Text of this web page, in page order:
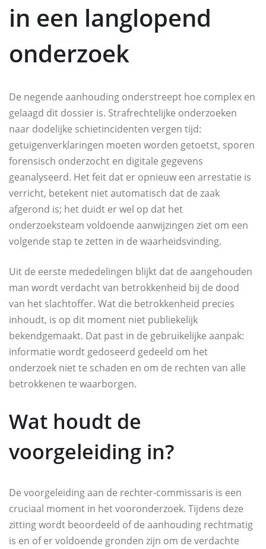
in een langlopend
onderzoek
De negende aanhouding onderstreept hoe complex en
gelaagd dit dossier is. Strafrechtelijke onderzoeken
naar dodelijke schietincidenten vergen tijd:
getuigenverklaringen moeten worden getoetst, sporen
forensisch onderzocht en digitale gegevens
geanalyseerd. Het feit dat er opnieuw een arrestatie is
verricht, betekent niet automatisch dat de zaak
afgerond is; het duidt er wel op dat het
onderzoeksteam voldoende aanwijzingen ziet om een
volgende stap te zetten in de waarheidsvinding.
Uit de eerste mededelingen blijkt dat de aangehouden
man wordt verdacht van betrokkenheid bij de dood
van het slachtoffer. Wat die betrokkenheid precies
inhoudt, is op dit moment niet publiekelijk
bekendgemaakt. Dat past in de gebruikelijke aanpak:
informatie wordt gedoseerd gedeeld om het
onderzoek niet te schaden en om de rechten van alle
betrokkenen te waarborgen.
Wat houdt de
voorgeleiding in?
De voorgeleiding aan de rechter-commissaris is een
cruciaal moment in het vooronderzoek. Tijdens deze
zitting wordt beoordeeld of de aanhouding rechtmatig
is en of er voldoende gronden zijn om de verdachte